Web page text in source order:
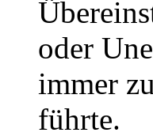
oder
immer
führte.